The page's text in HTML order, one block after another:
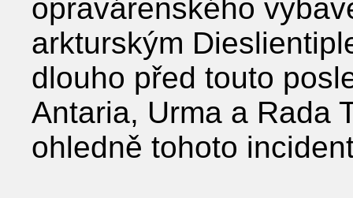
opravárenského
arkturským
dlouho před touto
Antaria, Urma a Rada
ohledně tohoto